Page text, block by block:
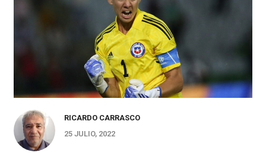
RICARDO CARRASCO
25 JULIO, 2022